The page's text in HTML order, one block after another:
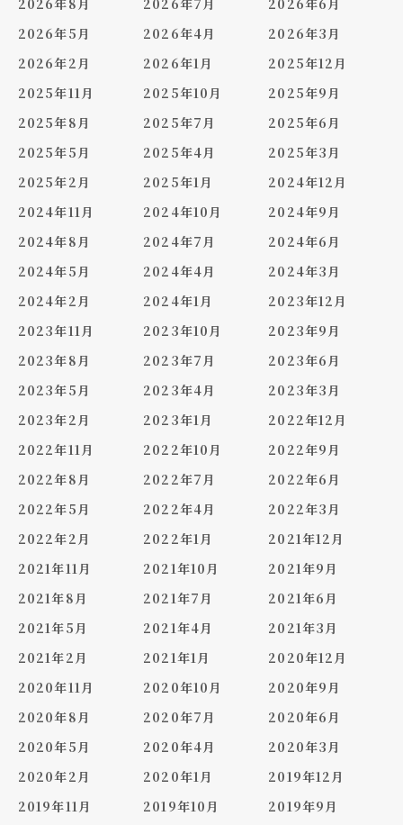
2026年8月 2026年7月
2026年6月
2026年5月
2026年4月
2026年3月
2026年2月
2026年1月
2025年12月
2025年11月
2025年10月
2025年9月
2025年8月
2025年7月
2025年6月
2025年5月
2025年4月
2025年3月
2025年2月
2025年1月
2024年12月
2024年11月
2024年10月
2024年9月
2024年8月
2024年7月
2024年6月
2024年5月
2024年4月
2024年3月
2024年2月
2024年1月
2023年12月
2023年11月
2023年10月
2023年9月
2023年8月
2023年7月
2023年6月
2023年5月
2023年4月
2023年3月
2023年2月
2023年1月
2022年12月
2022年11月
2022年10月
2022年9月
2022年8月
2022年7月
2022年6月
2022年5月
2022年4月
2022年3月
2022年2月
2022年1月
2021年12月
2021年11月
2021年10月
2021年9月
2021年8月
2021年7月
2021年6月
2021年5月
2021年4月
2021年3月
2021年2月
2021年1月
2020年12月
2020年11月
2020年10月
2020年9月
2020年8月
2020年7月
2020年6月
2020年5月
2020年4月
2020年3月
2020年2月
2020年1月
2019年12月
2019年11月
2019年10月
2019年9月